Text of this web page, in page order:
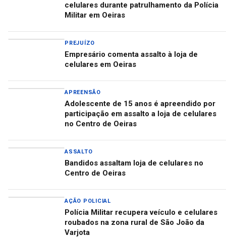
celulares durante patrulhamento da Polícia
Militar em Oeiras
PREJUÍZO
Empresário comenta assalto à loja de
celulares em Oeiras
APREENSÃO
Adolescente de 15 anos é apreendido por
participação em assalto a loja de celulares
no Centro de Oeiras
ASSALTO
Bandidos assaltam loja de celulares no
Centro de Oeiras
AÇÃO POLICIAL
Polícia Militar recupera veículo e celulares
roubados na zona rural de São João da
Varjota